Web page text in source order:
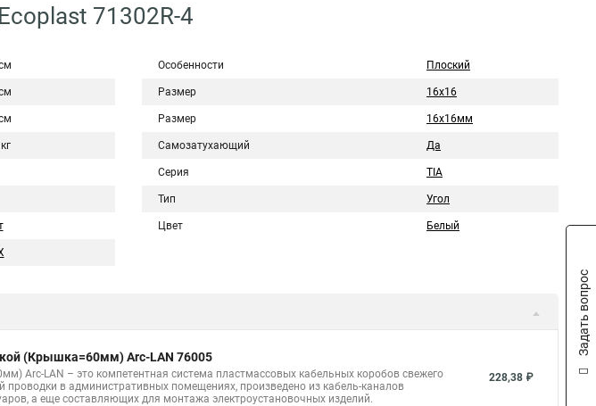
71302R-4
Особенности Плоский
Размер 16x16
Размер 16х16мм
Самозатухающий Да
Серия TIA
Тип Угол
Цвет Белый
(Крышка=60мм) Arc-LAN 76005
Arc-LAN – это компетентная система пластмассовых кабельных коробов свежего
проводки в административных помещениях, произведено из кабель-каналов
а еще составляющих для монтажа электроустановочных изделий.
228,38 ₽
Задать вопрос